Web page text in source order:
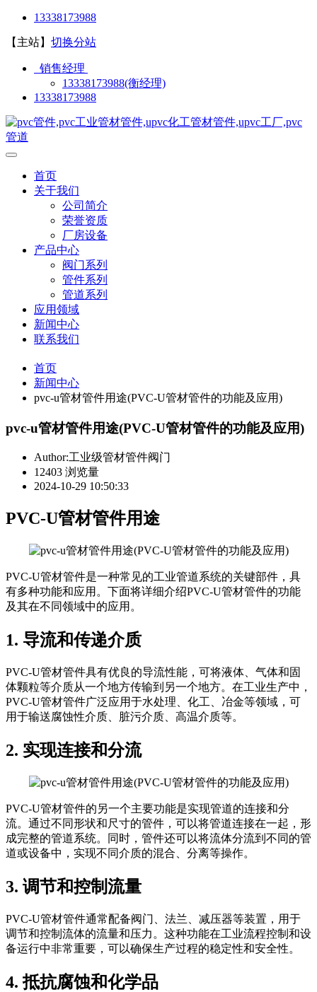
13338173988
【主站】 切换分站
销售经理
13338173988(衡经理)
13338173988
首页
关于我们
公司简介
荣誉资质
厂房设备
产品中心
阀门系列
管件系列
管道系列
应用领域
新闻中心
联系我们
首页
新闻中心
pvc-u管材管件用途(PVC-U管材管件的功能及应用)
pvc-u管材管件用途(PVC-U管材管件的功能及应用)
Author:工业级管材管件阀门
12403 浏览量
2024-10-29 10:50:33
PVC-U管材管件用途
PVC-U管材管件是一种常见的工业管道系统的关键部件，具
有多种功能和应用。下面将详细介绍PVC-U管材管件的功能
及其在不同领域中的应用。
1. 导流和传递介质
PVC-U管材管件具有优良的导流性能，可将液体、气体和固
体颗粒等介质从一个地方传输到另一个地方。在工业生产中，
PVC-U管材管件广泛应用于水处理、化工、冶金等领域，可
用于输送腐蚀性介质、脏污介质、高温介质等。
2. 实现连接和分流
PVC-U管材管件的另一个主要功能是实现管道的连接和分
流。通过不同形状和尺寸的管件，可以将管道连接在一起，形
成完整的管道系统。同时，管件还可以将流体分流到不同的管
道或设备中，实现不同介质的混合、分离等操作。
3. 调节和控制流量
PVC-U管材管件通常配备阀门、法兰、减压器等装置，用于
调节和控制流体的流量和压力。这种功能在工业流程控制和设
备运行中非常重要，可以确保生产过程的稳定性和安全性。
4. 抵抗腐蚀和化学品